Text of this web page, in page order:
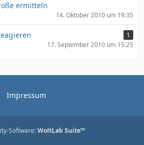
ermitteln
14. Oktober 2010 um 19:35
1
17. September 2010 um 15:25
Impressum
Software:WoltLab Suite™